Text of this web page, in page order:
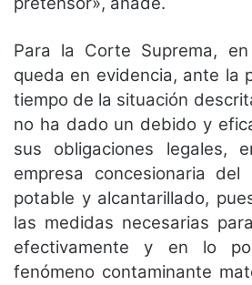
Para la Corte Suprema,
queda en evidencia, ante la
tiempo de la situación
no ha dado un debido y
sus obligaciones legales,
empresa concesionaria
potable y alcantarillado,
las medidas necesarias
efectivamente y en lo
fenómeno contaminante